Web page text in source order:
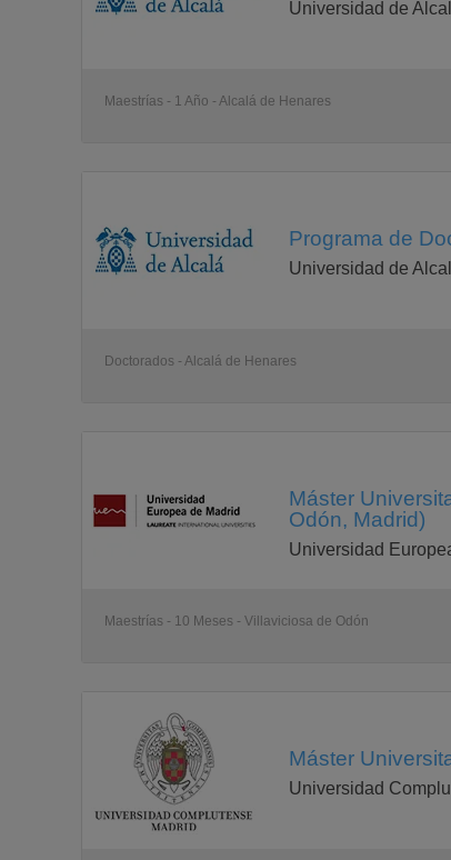
Universidad de
Maestrías - 1 Año - Alcalá de Henares
Programa de
Universidad de
Doctorados - Alcalá de Henares
Máster
Odón, Madrid)
Universidad
Maestrías - 10 Meses - Villaviciosa de Odón
Máster
Universidad